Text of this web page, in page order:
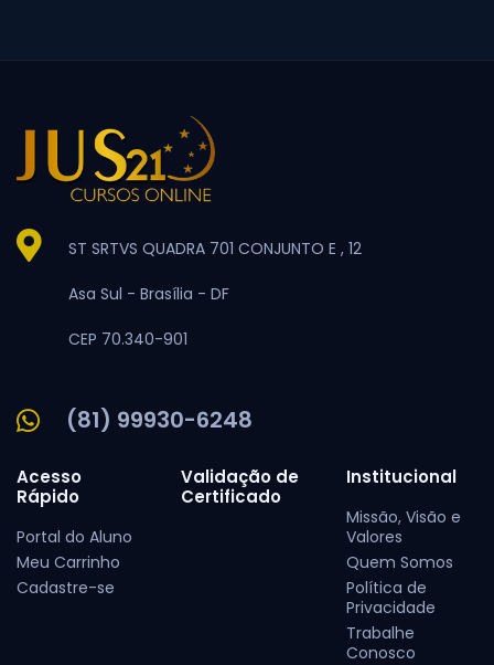
ST SRTVS QUADRA 701 CONJUNTO E , 12
Asa Sul - Brasília - DF
CEP 70.340-901
(81) 99930-6248
Acesso
Rápido
Portal do Aluno
Meu Carrinho
Cadastre-se
Validação de
Certificado
Institucional
Missão, Visão e
Valores
Quem Somos
Política de
Privacidade
Trabalhe
Conosco